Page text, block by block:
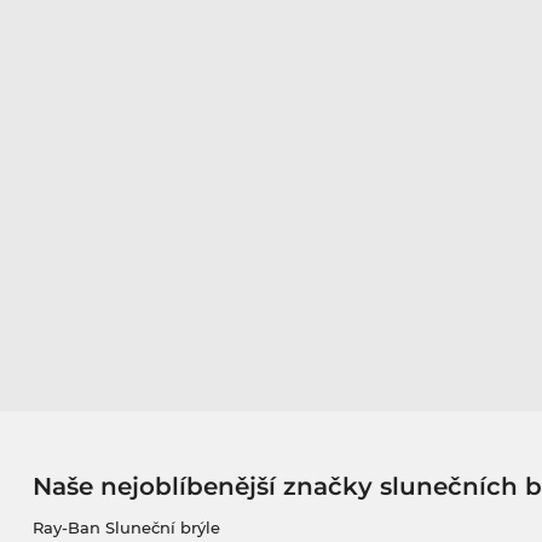
Naše nejoblíbenější značky slunečních
Ray-Ban Sluneční brýle